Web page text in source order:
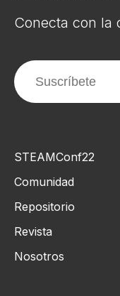
Conecta con la
STEAMConf22
Comunidad
Repositorio
Revista
Nosotros